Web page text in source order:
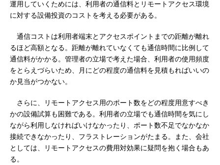
運用していくためには、利用者の通信料とリモートアクセス環境
に対する設備投資のコストを考える必要がある。
通信コストは利用者端末とアクセスポイントまでの距離が離れ
るほど高額となる。距離が離れていなくても通信時間に比例して
通信料がかかる。管理者の立場で考えた場合、利用者の使用頻度
をとらえづらいため、月にどの程度の通信料を見積もればいいの
か見当がつかない。
さらに、リモートアクセス用のポート数をどの程度用意すべき
かの設備試算も困難である。利用者の立場でも通信時間を気にし
ながら利用しなければいけなかったり、ポート数不足でなかなか
接続できなかったり、フラストレーションがたまる。また、会社
としては、リモートアクセスの費用対効果に疑問を抱く場合もあ
る。